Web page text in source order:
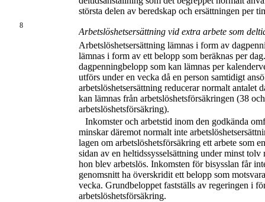
8
största delen av beredskap och ersättningen per
Arbetslöshetsersättning vid extra arbete som
Arbetslöshetsersättning lämnas i form av
lämnas i form av ett belopp som beräknas per
dagpenningbelopp som kan lämnas per
utförs under en vecka då en person samtidigt
arbetslöshetsersättning reducerar normalt antalet
kan lämnas från arbetslöshetsförsäkringen (38
arbetslöshetsförsäkring).
Inkomster och arbetstid inom den godkända
minskar däremot normalt inte
lagen om arbetslöshetsförsäkring ett arbete som
sidan av en heltidssysselsättning under minst tolv
hon blev arbetslös. Inkomsten för bisysslan får
genomsnitt ha överskridit ett belopp som
vecka. Grundbeloppet fastställs av regeringen i
arbetslöshetsförsäkring.